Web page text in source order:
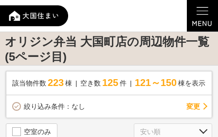
オリジン弁当 大国町店の周辺物件一覧
(5ページ目)
該当物件数 223棟 空き数 125 件 121～150 棟を表示
絞り込み条件： なし 変更
空室のみ